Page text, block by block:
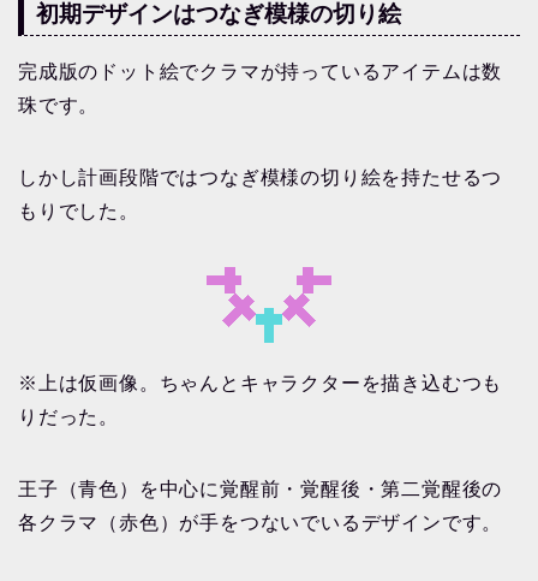
初期デザインはつなぎ模様の切り絵
完成版のドット絵でクラマが持っているアイテムは数
珠です。
しかし計画段階ではつなぎ模様の切り絵を持たせるつ
もりでした。
※上は仮画像。ちゃんとキャラクターを描き込むつも
りだった。
王子（青色）を中心に覚醒前・覚醒後・第二覚醒後の
各クラマ（赤色）が手をつないでいるデザインです。